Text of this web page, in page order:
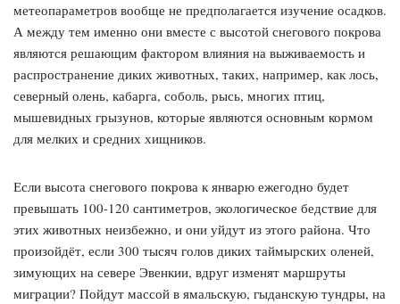
метеопараметров вообще не предполагается изучение осадков.
А между тем именно они вместе с высотой снегового покрова
являются решающим фактором влияния на выживаемость и
распространение диких животных, таких, например, как лось,
северный олень, кабарга, соболь, рысь, многих птиц,
мышевидных грызунов, которые являются основным кормом
для мелких и средних хищников.
Если высота снегового покрова к январю ежегодно будет
превышать 100-120 сантиметров, экологическое бедствие для
этих животных неизбежно, и они уйдут из этого района. Что
произойдёт, если 300 тысяч голов диких таймырских оленей,
зимующих на севере Эвенкии, вдруг изменят маршруты
миграции? Пойдут массой в ямальскую, гыданскую тундры, на